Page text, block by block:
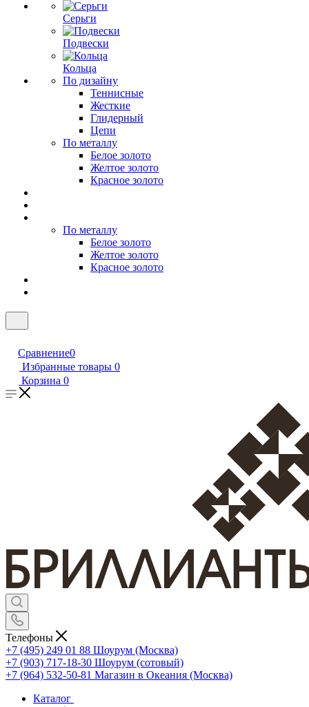
Серьги
Подвески
Кольца
По дизайну
Теннисные
Жесткие
Глидерный
Цепи
По металлу
Белое золото
Желтое золото
Красное золото
По металлу
Белое золото
Желтое золото
Красное золото
Сравнение0
Избранные товары 0
Корзина 0
Телефоны
+7 (495) 249 01 88 Шоурум (Москва)
+7 (903) 717-18-30 Шоурум (сотовый)
+7 (964) 532-50-81 Магазин в Океания (Москва)
Каталог